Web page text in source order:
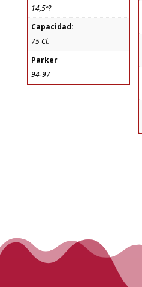
14,5º?
Capacidad:
75 Cl.
Parker
94-97